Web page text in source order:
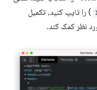
) را تایپ کنید، تکمیل
نظر کمک کند.